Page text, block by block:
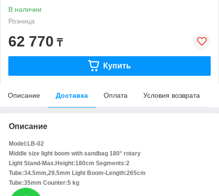
В наличии
Розница
62 770 ₸
Купить
Описание Доставка Оплата Условия возврата
Описание
Model:LB-02
Middle size light boom with sandbag 180° rotary
Light Stand-Max.Height:180cm Segments:2
Tube:34.5mm,29.5mm Light Boom-Length:265cm
Tube:35mm Counter:5 kg